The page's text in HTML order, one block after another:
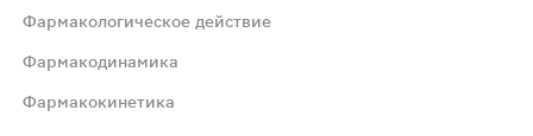
Фармакологическое действие
Фармакодинамика
Фармакокинетика